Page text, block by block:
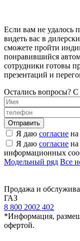
Если вам не удалось
видеть вас в
сможете пройти
понравившийся
сотрудники готовы
презентаций и
Остались вопросы?
Я даю согласие
Я даю согласие на
информационных
Модельный ряд Все
Продажа и
ГАЗ
8 800 2002 402
*Информация,
офертой.